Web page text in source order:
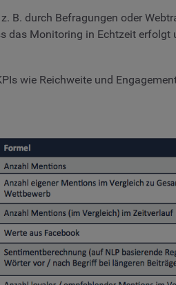
B. durch Befragungen oder
Monitoring in Echtzeit
wie Reichweite und